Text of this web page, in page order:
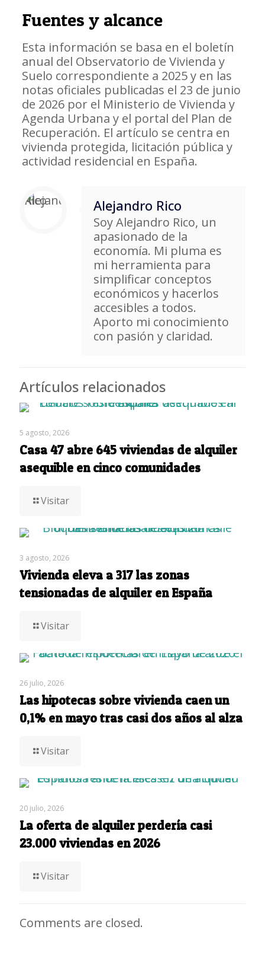
Fuentes y alcance
Esta información se basa en el boletín
anual del Observatorio de Vivienda y
Suelo correspondiente a 2025 y en las
notas oficiales publicadas el 23 de junio
de 2026 por el Ministerio de Vivienda y
Agenda Urbana y el portal del Plan de
Recuperación. El artículo se centra en
vivienda protegida, licitación pública y
actividad residencial en España.
Alejandro Rico
Soy Alejandro Rico, un
apasionado de la
economía. Mi pluma es
mi herramienta para
simplificar conceptos
económicos y hacerlos
accesibles a todos.
Aporto mi conocimiento
con pasión y claridad.
Artículos relacionados
5 agosto, 2026
Casa 47 abre 645 viviendas de alquiler
asequible en cinco comunidades
Visitar
3 agosto, 2026
Vivienda eleva a 317 las zonas
tensionadas de alquiler en España
Visitar
26 julio, 2026
Las hipotecas sobre vivienda caen un
0,1% en mayo tras casi dos años al alza
Visitar
20 julio, 2026
La oferta de alquiler perdería casi
23.000 viviendas en 2026
Visitar
Comments are closed.